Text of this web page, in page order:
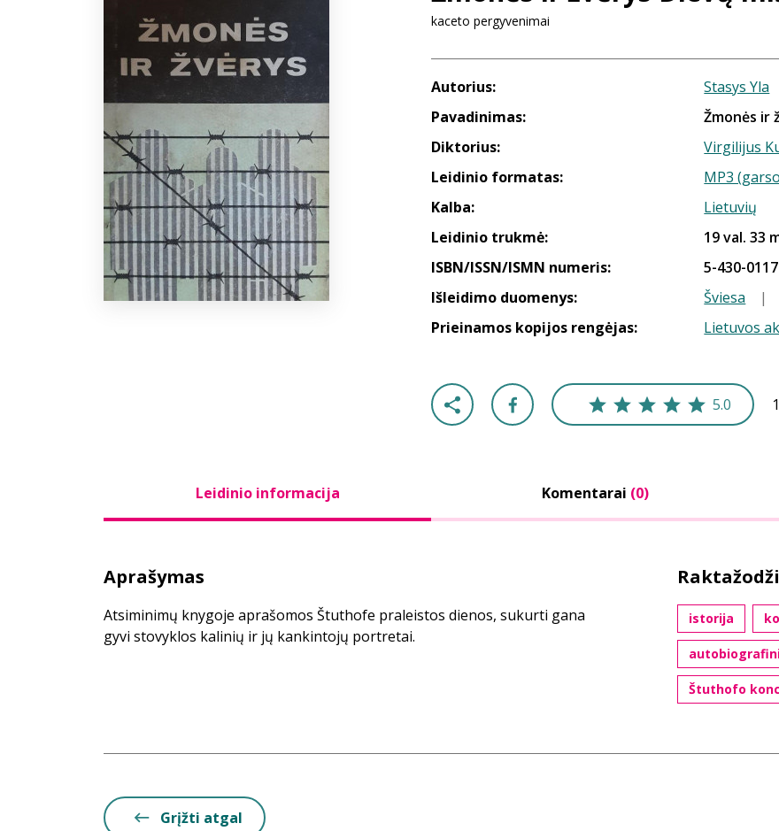
kaceto pergyvenimai
Autorius:
Stasys Yla
Pavadinimas:
Žmonės ir
Diktorius:
Virgilijus
Leidinio formatas:
MP3
Kalba:
Lietuvių
Leidinio trukmė:
19 val. 33
ISBN/ISSN/ISMN numeris:
5-430-
Išleidimo duomenys:
Šviesa |
Prieinamos kopijos rengėjas:
Lietuvos
5.0
Leidinio informacija Komentarai (0)
Aprašymas
Atsiminimų knygoje aprašomos Štuthofe praleistos dienos, sukurti gana
gyvi stovyklos kalinių ir jų kankintojų portretai.
istorija
Štuthofo
Grįžti atgal